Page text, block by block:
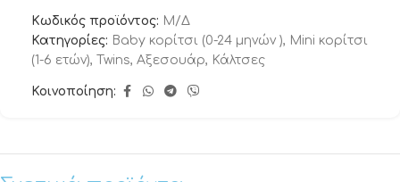
Κωδικός προϊόντος: Μ/Δ
Κατηγορίες: Baby κορίτσι (0-24 μηνών ), Mini κορίτσι
(1-6 ετών), Twins, Αξεσουάρ, Κάλτσες
Κοινοποίηση: